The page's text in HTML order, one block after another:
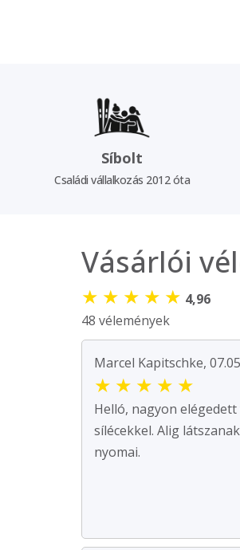
Síbolt
Családi vállalkozás 2012 óta
Vásárlói
★ ★ ★ ★ ★ 4,96
48 vélemények
Marcel Kapitschke,
★ ★ ★ ★ ★
Helló, nagyon elégedett
sílécekkel. Alig
nyomai.